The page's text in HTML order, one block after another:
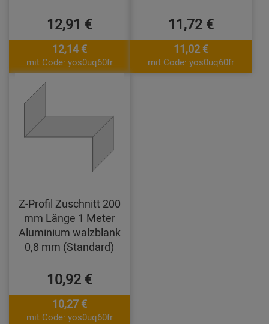
12,91 €
12,14 €
mit Code: yos0uq60fr
11,72 €
11,02 €
mit Code: yos0uq60fr
Z-Profil Zuschnitt 200
mm Länge 1 Meter
Aluminium walzblank
0,8 mm (Standard)
10,92 €
10,27 €
mit Code: yos0uq60fr